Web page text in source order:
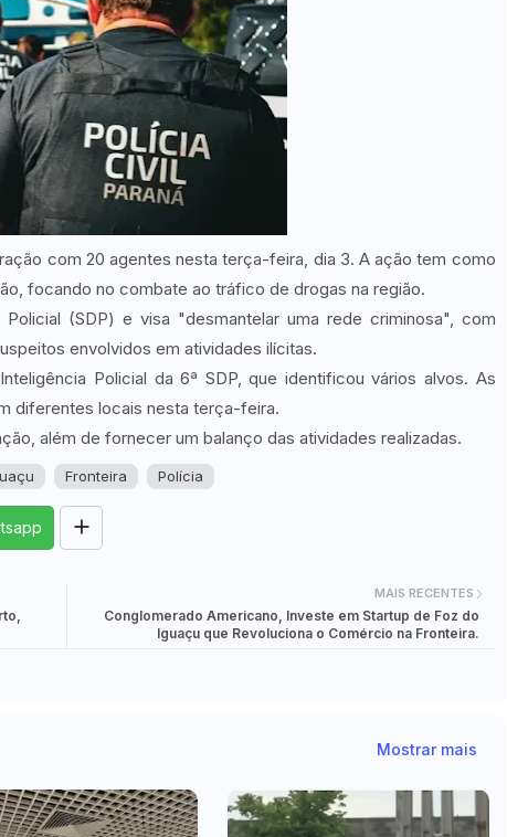
com 20 agentes nesta terça-feira, dia 3. A ação tem como
focando no combate ao tráfico de drogas na região.
(SDP) e visa "desmantelar uma rede criminosa", com
envolvidos em atividades ilícitas.
Policial da 6ª SDP, que identificou vários alvos. As
diferentes locais nesta terça-feira.
além de fornecer um balanço das atividades realizadas.
Fronteira Polícia
MAIS RECENTES
Conglomerado Americano, Investe em Startup de Foz do
Iguaçu que Revoluciona o Comércio na Fronteira.
Mostrar mais